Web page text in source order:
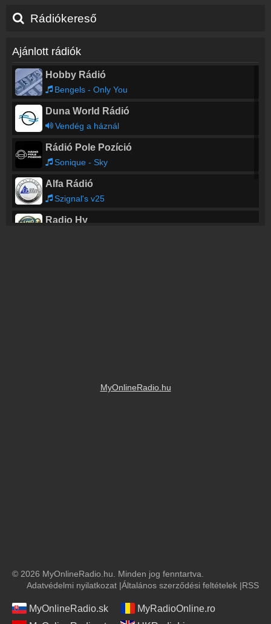
Rádiókereső
Ajánlott rádiók
Hobby Rádió
Bengels - Only You
Duna World Rádió
Vendég a háznál
Rádió Pole Pozíció
Sonique - Sky
Alfa Rádió
Szignal's v25
Radio Hy
MyOnlineRadio.hu
© 2026 MyOnlineRadio.hu. Minden jog fenntartva.
Adatvédelmi nyilatkozat |Általános szerződési feltételek |RSS
MyOnlineRadio.sk
MyRadioOnline.ro